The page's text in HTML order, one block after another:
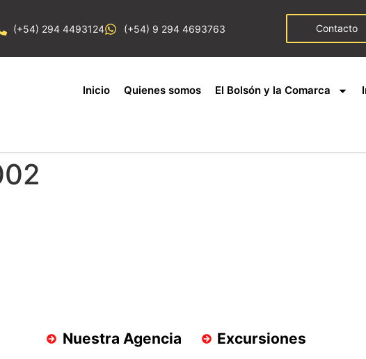
(+54) 294 4493124 (+54) 9 294 4693763 Contacto
Inicio Quienes somos El Bolsón y la Comarca
Nuestra Agencia Excursiones